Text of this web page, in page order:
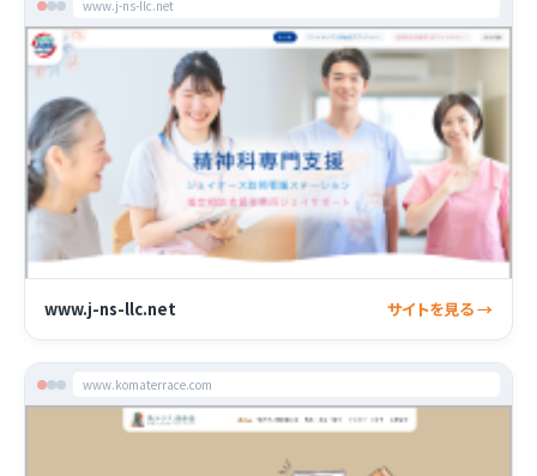
www.j-ns-llc.net
www.j-ns-llc.net サイトを見る →
www.komaterrace.com